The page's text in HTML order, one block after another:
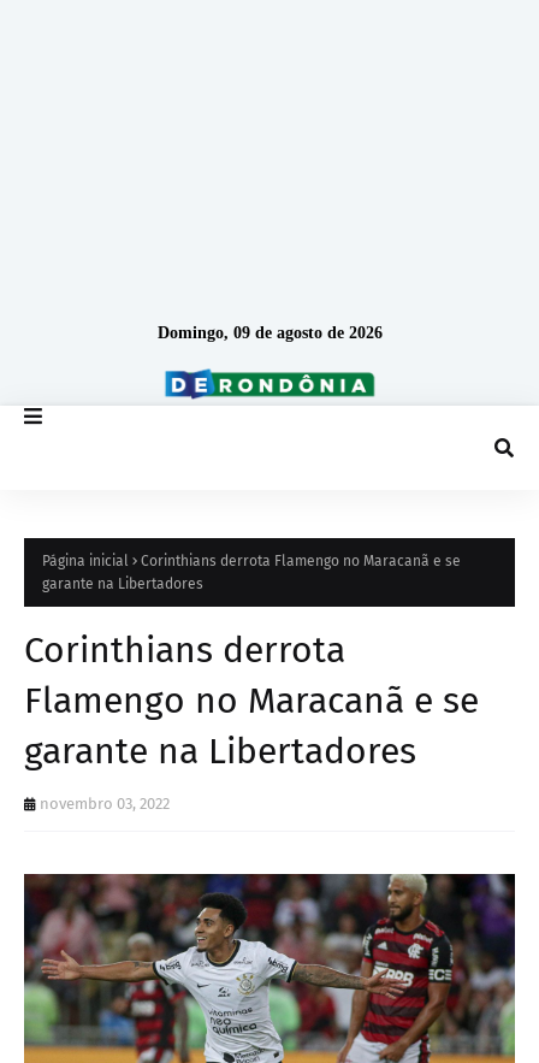
Domingo, 09 de agosto de 2026
Página inicial
Corinthians derrota Flamengo no Maracanã e se
garante na Libertadores
Corinthians derrota
Flamengo no Maracanã e se
garante na Libertadores
novembro 03, 2022